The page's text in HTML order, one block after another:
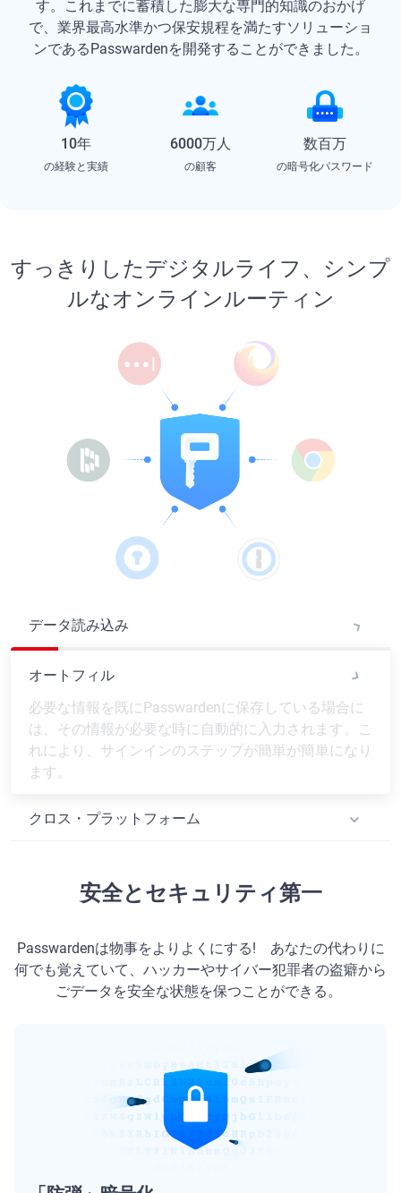
す。これまでに蓄積した膨大な専門的知識のおかげ
で、業界最高水準かつ保安規程を満たすソリューショ
ンであるPasswardenを開発することができました。
10年
の経験と実績
6000万人
の顧客
数百万
の暗号化パスワード
すっきりしたデジタルライフ、シンプ
ルなオンラインルーティン
データ読み込み
オートフィル
必要な情報を既にPasswardenに保存している場合に
は、その情報が必要な時に自動的に入力されます。こ
れにより、サインインのステップが簡単が簡単になり
ます。
クロス・プラットフォーム
安全とセキュリティ第一
Passwardenは物事をよりよくにする! あなたの代わりに
何でも覚えていて、ハッカーやサイバー犯罪者の盗癖から
ごデータを安全な状態を保つことができる。